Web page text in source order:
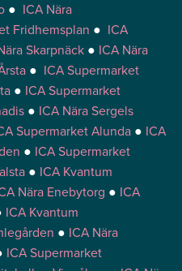
● ICA Nära
Fridhemsplan ● ICA
Skarpnäck ● ICA Nära
● ICA Supermarket
● ICA Supermarket
● ICA Nära Sergels
Supermarket Alunda ● ICA
● ICA Supermarket
● ICA Kvantum
Nära Enebytorg ● ICA
ICA Kvantum
● ICA Nära
ICA Supermarket